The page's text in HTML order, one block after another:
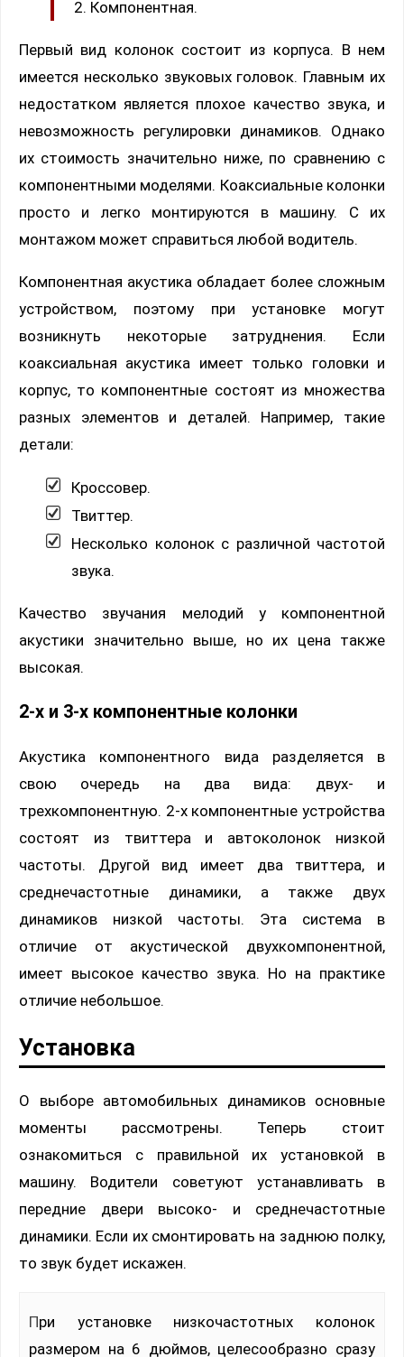
Компонентная.
Первый вид колонок состоит из корпуса. В нем
имеется несколько звуковых головок. Главным их
недостатком является плохое качество звука, и
невозможность регулировки динамиков. Однако
их стоимость значительно ниже, по сравнению с
компонентными моделями. Коаксиальные колонки
просто и легко монтируются в машину. С их
монтажом может справиться любой водитель.
Компонентная акустика обладает более сложным
устройством, поэтому при установке могут
возникнуть некоторые затруднения. Если
коаксиальная акустика имеет только головки и
корпус, то компонентные состоят из множества
разных элементов и деталей. Например, такие
детали:
Кроссовер.
Твиттер.
Несколько колонок с различной частотой
звука.
Качество звучания мелодий у компонентной
акустики значительно выше, но их цена также
высокая.
2-х и 3-х компонентные колонки
Акустика компонентного вида разделяется в
свою очередь на два вида: двух- и
трехкомпонентную. 2-х компонентные устройства
состоят из твиттера и автоколонок низкой
частоты. Другой вид имеет два твиттера, и
среднечастотные динамики, а также двух
динамиков низкой частоты. Эта система в
отличие от акустической двухкомпонентной,
имеет высокое качество звука. Но на практике
отличие небольшое.
Установка
О выборе автомобильных динамиков основные
моменты рассмотрены. Теперь стоит
ознакомиться с правильной их установкой в
машину. Водители советуют устанавливать в
передние двери высоко- и среднечастотные
динамики. Если их смонтировать на заднюю полку,
то звук будет искажен.
При установке низкочастотных колонок
размером на 6 дюймов, целесообразно сразу